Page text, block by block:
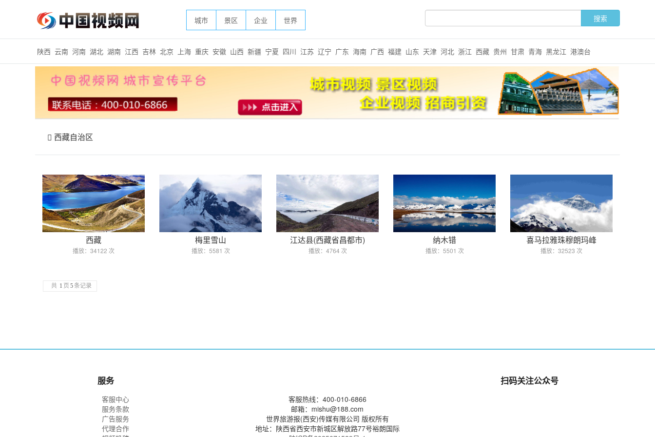
城市 景区 企业 世界
陕西 云南 河南 湖北 湖南 江西 吉林 北京 上海 重庆 安徽 山西 新疆 宁夏 四川 江苏 辽宁 广东 海南 广西 福建 山东 天津 河北 浙江 西藏 贵州 甘肃 青海 黑龙江 港澳台
西藏自治区
西藏
播放：34122 次
梅里雪山
播放：5581 次
江达县(西藏省昌都市)
播放：4764 次
纳木错
播放：5501 次
喜马拉雅珠穆朗玛峰
播放：32523 次
共 1 页 5 条记录
服务
客服中心
服务条款
广告服务
代理合作
客服热线：400-010-6866
邮箱：mishu@188.com
世界旅游报(西安)传媒有限公司 版权所有
地址：陕西省西安市新城区解放路77号裕朗国际
扫码关注公众号